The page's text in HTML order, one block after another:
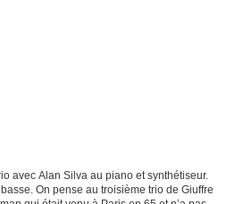
avec Alan Silva au piano et synthétiseur.
On pense au troisième trio de Giuffre